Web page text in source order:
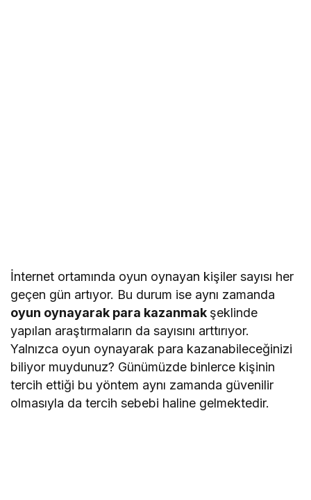
İnternet ortamında oyun oynayan kişiler sayısı her
geçen gün artıyor. Bu durum ise aynı zamanda
oyun oynayarak para kazanmak şeklinde
yapılan araştırmaların da sayısını arttırıyor.
Yalnızca oyun oynayarak para kazanabileceğinizi
biliyor muydunuz? Günümüzde binlerce kişinin
tercih ettiği bu yöntem aynı zamanda güvenilir
olmasıyla da tercih sebebi haline gelmektedir.